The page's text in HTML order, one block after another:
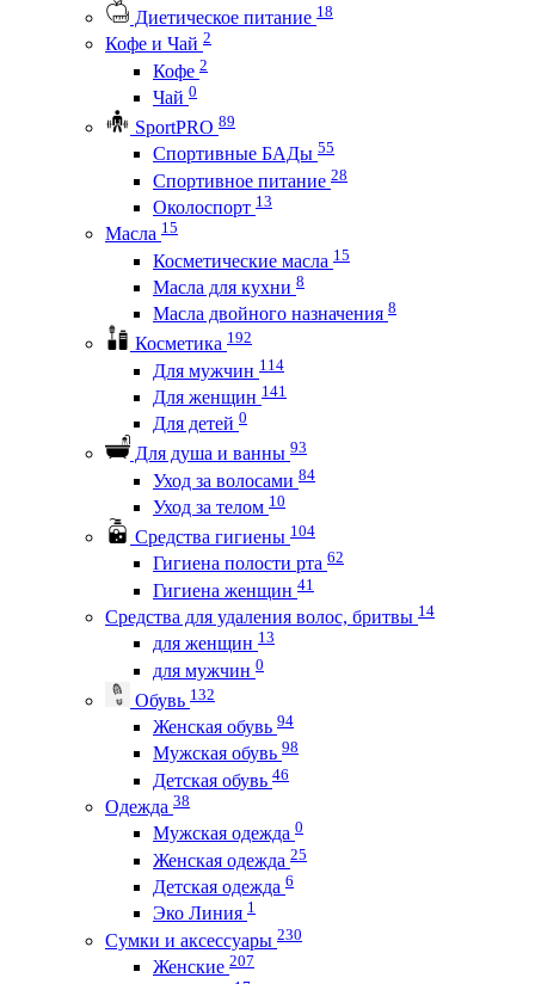
Диетическое питание 18
Кофе и Чай 2
Кофе 2
Чай 0
SportPRO 89
Спортивные БАДы 55
Спортивное питание 28
Околоспорт 13
Масла 15
Косметические масла 15
Масла для кухни 8
Масла двойного назначения 8
Косметика 192
Для мужчин 114
Для женщин 141
Для детей 0
Для душа и ванны 93
Уход за волосами 84
Уход за телом 10
Средства гигиены 104
Гигиена полости рта 62
Гигиена женщин 41
Средства для удаления волос, бритвы 14
для женщин 13
для мужчин 0
Обувь 132
Женская обувь 94
Мужская обувь 98
Детская обувь 46
Одежда 38
Мужская одежда 0
Женская одежда 25
Детская одежда 6
Эко Линия 1
Сумки и аксессуары 230
Женские 207